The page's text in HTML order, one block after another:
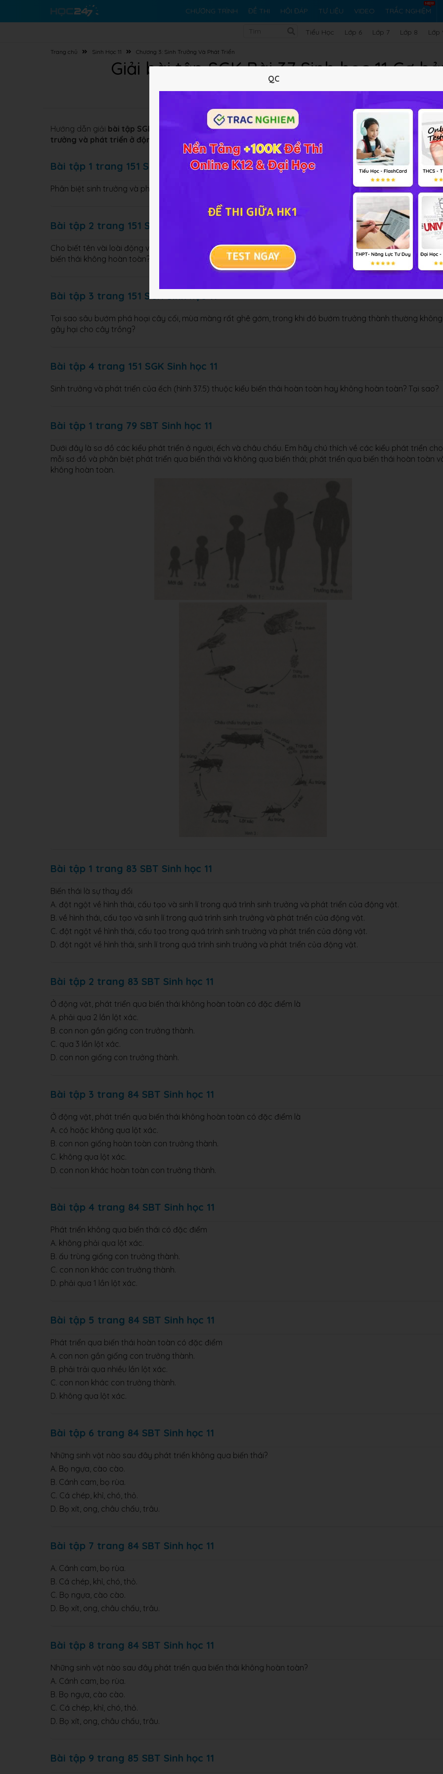
CHƯƠNG TRÌNH ĐỀ THI HỎI ĐÁP TƯ LIỆU VIDEO TRẮC NGHIỆM
Tiểu Học Lớp 6 Lớp 7 Lớp 8 Lớp
Trang chủ Sinh Học 11 Chương 3: Sinh Trưởng Và Phát Triển
Giải bài tập SGK Bài 37 Sinh học 11 Cơ
Hướng dẫn giải bài tập SGK Cơ bản và Nâng caoSinh học 11 chương Sinh trưởng và phát triển Bài 37: Sinh
trưởng và phát triển ở động vật
giúp các em học sinh nắm vững và củng cố lại kiến thức môn Sinh.
Bài tập 1 trang 151 SGK Sinh học 11
Phân biệt sinh trưởng và phát triển?
Bài tập 2 trang 151 SGK Sinh học 11
Cho biết tên vài loài động vật có sinh trưởng và phát triền không qua biến thái, qua biến thái hoàn toàn và
biến thái không hoàn toàn?
Bài tập 3 trang 151 SGK Sinh học 11
Tại sao sâu bướm phá hoại cây cối, mùa màng rất ghê gớm, trong khi đó bướm trưởng thành thường không
gây hại cho cây trồng?
Bài tập 4 trang 151 SGK Sinh học 11
Sinh trưởng và phát triển của ếch (hình 37.5) thuộc kiểu biến thái hoàn toàn hay không hoàn toàn? Tại sao?
Bài tập 1 trang 79 SBT Sinh học 11
Dưới đây là sơ đồ các kiểu phát triển ở người, ếch và châu chấu. Em hãy chú thích về các kiểu phát triển cho
mỗi sơ đồ và phân biệt phát triển qua biến thái và không qua biến thái; phát triển qua biến thái hoàn toàn
không hoàn toàn.
Bài tập 1 trang 83 SBT Sinh học 11
Biến thái là sự thay đổi
A. đột ngột về hình thái, cấu tạo và sinh lí trong quá trình sinh trưởng và phát triển của động vật.
B. về hình thái, cấu tạo và sinh lí trong quá trình sinh trưởng và phát triển của động vật.
C. đột ngột về hình thái, cấu tạo trong quá trình sinh trưởng và phát triển của động vật.
D. đột ngột về hình thái, sinh lí trong quá trình sinh trưởng và phát triển của động vật.
Bài tập 2 trang 83 SBT Sinh học 11
Ở động vật, phát triển qua biến thái không hoàn toàn có đặc điểm là
A. phải qua 2 lần lột xác.
B. con non gần giống con trưởng thành.
C. qua 3 lần lột xác.
D. con non giống con trưởng thành.
Bài tập 3 trang 84 SBT Sinh học 11
Ở động vật, phát triển qua biến thái không hoàn toàn có đặc điểm là
A. có hoặc không qua lột xác.
B. con non giống hoàn toàn con trưởng thành.
C. không qua lột xác.
D. con non khác hoàn toàn con trưởng thành.
Bài tập 4 trang 84 SBT Sinh học 11
Phát triển không qua biến thái có đặc điểm
A. không phải qua lột xác.
B. ấu trùng giống con trưởng thành.
C. con non khác con trưởng thành.
D. phải qua 1 lần lột xác.
Bài tập 5 trang 84 SBT Sinh học 11
Phát triển qua biến thái hoàn toàn có đặc điểm
A. con non gần giống con trưởng thành.
B. phải trải qua nhiều lần lột xác.
C. con non khác con trưởng thành.
D. không qua lột xác.
Bài tập 6 trang 84 SBT Sinh học 11
Những sinh vật nào sau đây phát triển không qua biến thái?
A. Bọ ngựa, cào cào.
B. Cánh cam, bọ rùa.
C. Cá chép, khỉ, chó, thỏ.
D. Bọ xít, ong, châu chấu, trâu.
Bài tập 7 trang 84 SBT Sinh học 11
A. Cánh cam, bọ rùa.
B. Cá chép, khỉ, chó, thỏ.
C. Bọ ngựa, cào cào.
D. Bọ xít, ong, châu chấu, trâu.
Bài tập 8 trang 84 SBT Sinh học 11
Những sinh vật nào sau đây phát triển qua biến thái không hoàn toàn?
A. Cánh cam, bọ rùa.
B. Bọ ngựa, cào cào.
C. Cá chép, khỉ, chó, thỏ.
D. Bọ xít, ong, châu chấu, trâu.
Bài tập 9 trang 85 SBT Sinh học 11
QC